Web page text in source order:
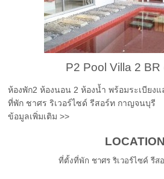
P2 Pool Villa 2 BR
ห้องพัก2 ห้องนอน 2 ห้องน้ำ พร้อมระเบียง
ที่พัก ชาศร ริเวอร์ไซด์ รีสอร์ท กาญจนบุรี
ข้อมูลเพิ่มเติม >>
LOCATION
ที่ตั้งที่พัก ชาศร ริเวอร์ไซค์ รีส